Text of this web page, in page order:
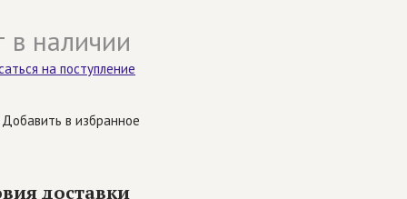
в наличии
на поступление
Добавить в избранное
доставки